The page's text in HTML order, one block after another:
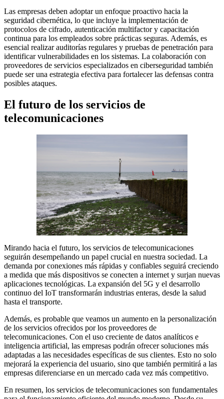
Las empresas deben adoptar un enfoque proactivo hacia la
seguridad cibernética, lo que incluye la implementación de
protocolos de cifrado, autenticación multifactor y capacitación
continua para los empleados sobre prácticas seguras. Además, es
esencial realizar auditorías regulares y pruebas de penetración para
identificar vulnerabilidades en los sistemas. La colaboración con
proveedores de servicios especializados en ciberseguridad también
puede ser una estrategia efectiva para fortalecer las defensas contra
posibles ataques.
El futuro de los servicios de
telecomunicaciones
Mirando hacia el futuro, los servicios de telecomunicaciones
seguirán desempeñando un papel crucial en nuestra sociedad. La
demanda por conexiones más rápidas y confiables seguirá creciendo
a medida que más dispositivos se conecten a internet y surjan nuevas
aplicaciones tecnológicas. La expansión del 5G y el desarrollo
continuo del IoT transformarán industrias enteras, desde la salud
hasta el transporte.
Además, es probable que veamos un aumento en la personalización
de los servicios ofrecidos por los proveedores de
telecomunicaciones. Con el uso creciente de datos analíticos e
inteligencia artificial, las empresas podrán ofrecer soluciones más
adaptadas a las necesidades específicas de sus clientes. Esto no solo
mejorará la experiencia del usuario, sino que también permitirá a las
empresas diferenciarse en un mercado cada vez más competitivo.
En resumen, los servicios de telecomunicaciones son fundamentales